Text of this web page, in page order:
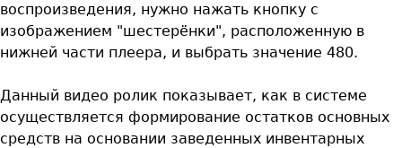
воспроизведения, нужно нажать кнопку с
изображением "шестерёнки", расположенную в
нижней части плеера, и выбрать значение 480.
Данный видео ролик показывает, как в системе
осуществляется формирование остатков основных
средств на основании заведенных инвентарных